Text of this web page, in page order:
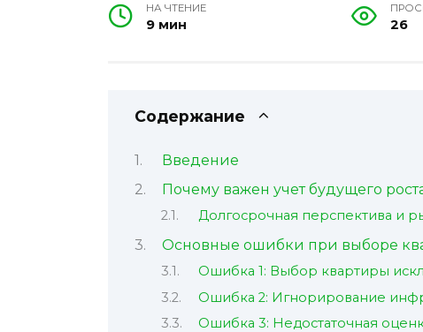
НА ЧТЕНИЕ
9 мин 26
Содержание
Введение
Почему важен учет будущего
Долгосрочная перспектива и
Основные ошибки при выборе
Ошибка 1: Выбор квартиры
Ошибка 2: Игнорирование
Ошибка 3: Недостаточная